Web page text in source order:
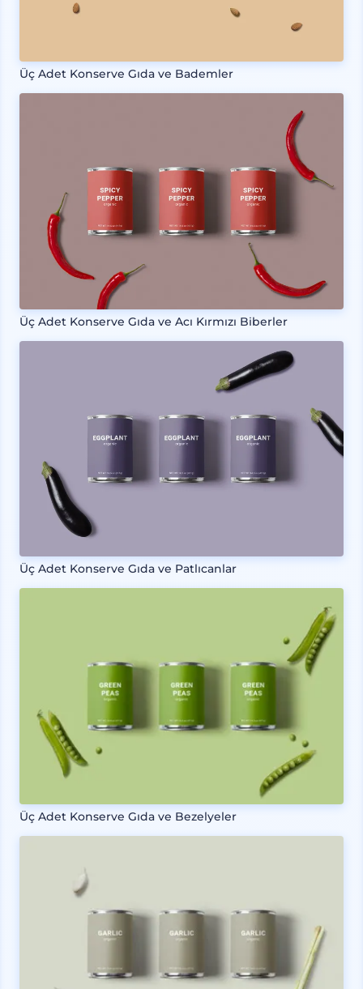
Üç Adet Konserve Gıda ve Bademler
Üç Adet Konserve Gıda ve Acı Kırmızı Biberler
Üç Adet Konserve Gıda ve Patlıcanlar
Üç Adet Konserve Gıda ve Bezelyeler